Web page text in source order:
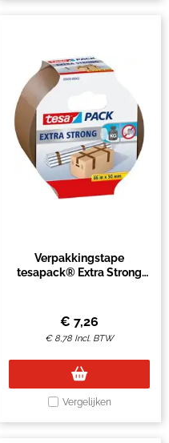
Verpakkingstape
tesapack® Extra Strong
€ 7,26
€ 8,78 Incl. BTW
Vergelijken